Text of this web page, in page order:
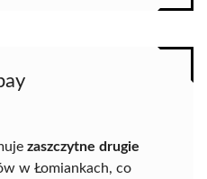
zaszczytne drugie
w Łomiankach, co